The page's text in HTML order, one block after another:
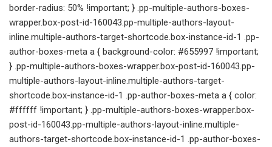
border-radius: 50% !important; } .pp-multiple-authors-boxes-
wrapper.box-post-id-160043.pp-multiple-authors-layout-
inline.multiple-authors-target-shortcode.box-instance-id-1 .pp-
author-boxes-meta a { background-color: #655997 !important;
} .pp-multiple-authors-boxes-wrapper.box-post-id-160043.pp-
multiple-authors-layout-inline.multiple-authors-target-
shortcode.box-instance-id-1 .pp-author-boxes-meta a { color:
#ffffff !important; } .pp-multiple-authors-boxes-wrapper.box-
post-id-160043.pp-multiple-authors-layout-inline.multiple-
authors-target-shortcode.box-instance-id-1 .pp-author-boxes-